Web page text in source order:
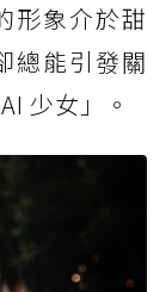
形象介於甜
總能引發關
少女」。